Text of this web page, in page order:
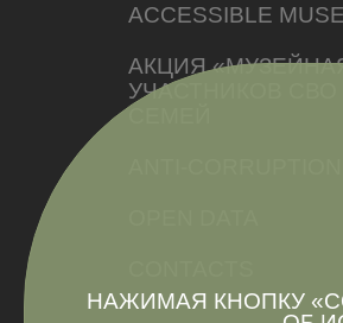
НАЖИМАЯ КНОПКУ
ACCESSIBLE
АКЦИЯ
УЧАСТНИКОВ СВО